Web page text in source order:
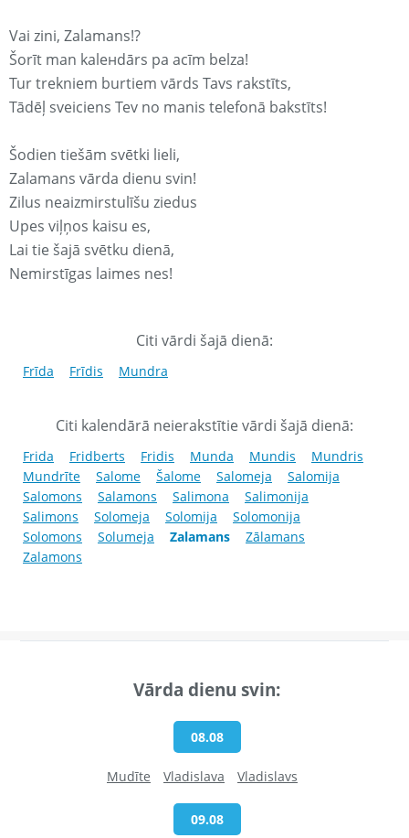
Vai zini, Zalamans!?
Šorīt man kaleнdārs pa acīm belza!
Tur trekniem burtiem vārds Tavs rakstīts,
Tādēļ sveiciens Tev no manis telefonā bakstīts!
Šodien tiešām svētki lieli,
Zalamans vārda dienu svin!
Zilus neaizmirstulīšu ziedus
Upes viļņos kaisu es,
Lai tie šajā svētku dienā,
Nemirstīgas laimes nes!
Citi vārdi šajā dienā:
Frīda Frīdis Mundra
Citi kalendārā neierakstītie vārdi šajā dienā:
Frida Fridberts Fridis Munda Mundis
Mundris
Mundrīte
Salome Šalome Salomeja
Salomija
Salomons
Salamons Salimona
Salimonija
Salimons
Solomeja Solomija
Solomonija
Solomons
Solumeja Zalamans
Zālamans
Zalamons
Vārda dienu svin:
08.08
Mudīte Vladislava Vladislavs
09.08